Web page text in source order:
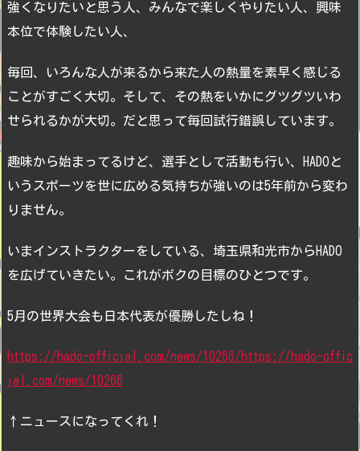
強くなりたいと思う人、みんなで楽しくやりたい人、興味
本位で体験したい人、
毎回、いろんな人が来るから来た人の熱量を素早く感じる
ことがすごく大切。そして、その熱をいかにグツグツいわ
せられるかが大切。だと思って毎回試行錯誤しています。
趣味から始まってるけど、選手として活動も行い、HADOと
いうスポーツを世に広める気持ちが強いのは5年前から変わ
りません。
いまインストラクターをしている、埼玉県和光市からHADO
を広げていきたい。これがボクの目標のひとつです。
5月の世界大会も日本代表が優勝したしね！
https://hado-official.com/news/10266/https://hado-offic
ial.com/news/10266
↑ニュースになってくれ！